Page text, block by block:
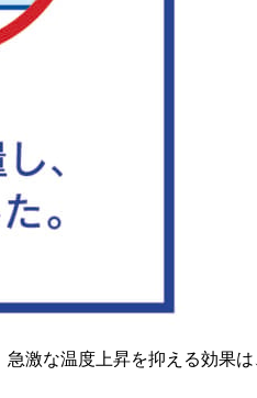
激な温度上昇を抑える効果